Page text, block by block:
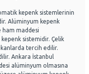
kepenk sistemlerinin
Alüminyum kepenk
ham maddesi
sistemidir. Çelik
tercih edilir.
Ankara İstanbul
alüminyum olmasına